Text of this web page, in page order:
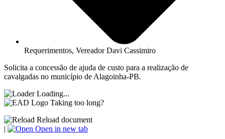
Requerimentos, Vereador Davi Cassimiro
Solicita a concessão de ajuda de custo para a realização de
cavalgadas no município de Alagoinha-PB.
Loading...
Taking too long?
Reload document
|
Open in new tab